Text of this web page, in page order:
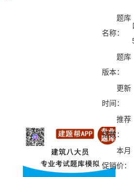
题库
名称：
题库
版本：
更新
时间：
推荐
指数：
本月
促销价：